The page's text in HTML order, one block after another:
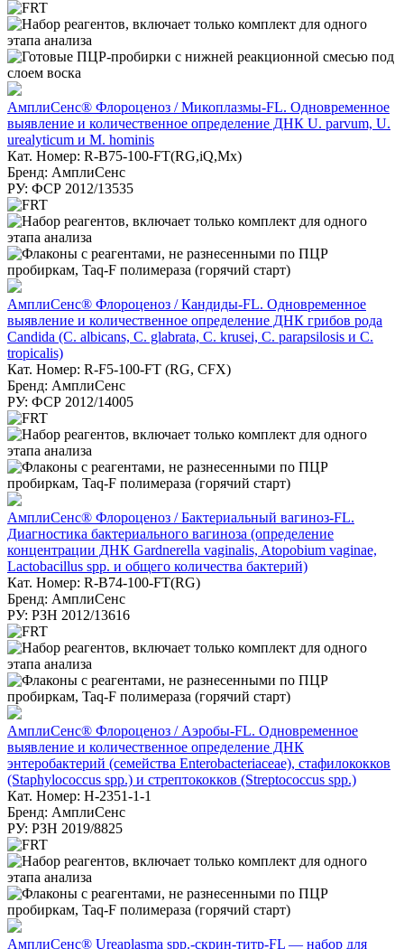
АмплиСенс® Флороценоз / Микоплазмы-FL. Одновременное
выявление и количественное определение ДНК U. parvum, U.
urealyticum и M. hominis
Кат. Номер: R-B75-100-FT(RG,iQ,Mx)
Бренд: АмплиСенс
РУ: ФСР 2012/13535
АмплиСенс® Флороценоз / Кандиды-FL. Одновременное
выявление и количественное определение ДНК грибов рода
Candida (C. albicans, C. glabrata, C. krusei, C. parapsilosis и C.
tropicalis)
Кат. Номер: R-F5-100-FT (RG, CFX)
Бренд: АмплиСенс
РУ: ФСР 2012/14005
АмплиСенс® Флороценоз / Бактериальный вагиноз-FL.
Диагностика бактериального вагиноза (определение
концентрации ДНК Gardnerella vaginalis, Atopobium vaginae,
Lactobacillus spp. и общего количества бактерий)
Кат. Номер: R-B74-100-FT(RG)
Бренд: АмплиСенс
РУ: РЗН 2012/13616
АмплиСенс® Флороценоз / Аэробы-FL. Одновременное
выявление и количественное определение ДНК
энтеробактерий (семейства Enterobacteriaceae), стафилококков
(Staphylococcus spp.) и стрептококков (Streptococcus spp.)
Кат. Номер: H-2351-1-1
Бренд: АмплиСенс
РУ: РЗН 2019/8825
АмплиСенс® Ureaplasma spp.-скрин-титр-FL — набор для